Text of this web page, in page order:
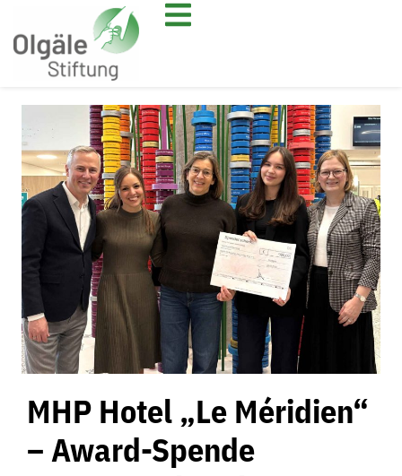
MHP Hotel „Le Méridien“
– Award-Spende